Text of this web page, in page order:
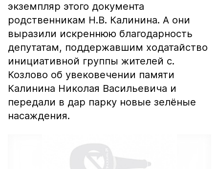
экземпляр этого документа
родственникам Н.В. Калинина. А они
выразили искреннюю благодарность
депутатам, поддержавшим ходатайство
инициативной группы жителей с.
Козлово об увековечении памяти
Калинина Николая Васильевича и
передали в дар парку новые зелёные
насаждения.